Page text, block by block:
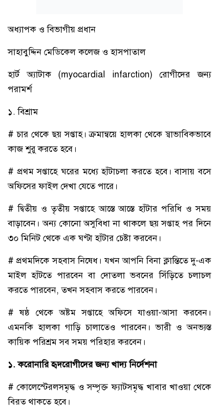
অধ্যাপক ও বিভাগীয় প্রধান
সাহাবুদ্দিন মেডিকেল কলেজ ও হাসপাতাল
হার্ট অ্যাটাক (myocardial infarction) রোগীদের জন্য
পরামর্শ
১. বিশ্রাম
# চার থেকে ছয় সপ্তাহ। ক্রমান্বয়ে হালকা থেকে স্বাভাবিকভাবে
কাজ শুরু করতে হবে।
# প্রথম সপ্তাহে ঘরের মধ্যে হাঁটাচলা করতে হবে। বাসায় বসে
অফিসের ফাইল দেখা যেতে পারে।
# দ্বিতীয় ও তৃতীয় সপ্তাহে আস্তে আস্তে হাঁটার পরিধি ও সময়
বাড়াবেন। অন্য কোনো অসুবিধা না থাকলে ছয় সপ্তাহ পর দিনে
৩০ মিনিট থেকে এক ঘণ্টা হাঁটার চেষ্টা করবেন।
# প্রথমদিকে সহবাস নিষেধ। যখন আপনি বিনা ক্লান্তিতে দু-এক
মাইল হাঁটতে পারবেন বা দোতলা ভবনের সিঁড়িতে চলাচল
করতে পারবেন, তখন সহবাস করতে পারবেন।
# ষষ্ঠ থেকে অষ্টম সপ্তাহে অফিসে যাওয়া-আসা করবেন।
এমনকি হালকা গাড়ি চালাতেও পারবেন। ভারী ও অনভ্যস্ত
কায়িক পরিশ্রম সব সময় পরিহার করবেন।
১. করোনারি হৃদরোগীদের জন্য খাদ্য নির্দেশনা
# কোলেস্টেরলসমৃদ্ধ ও সম্পৃক্ত ফ্যাটসমৃদ্ধ খাবার খাওয়া থেকে
বিরত থাকতে হবে।